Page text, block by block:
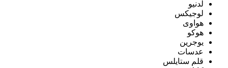
لدنيو
لوجيكس
هواوى
هوكو
يوجرين
عدسات
قلم ستايلس